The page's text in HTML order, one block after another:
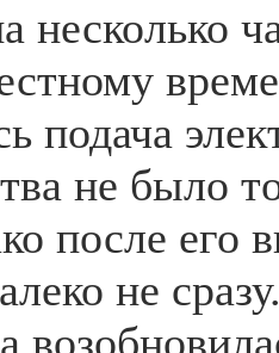
несколько
подача
не было
после его
не